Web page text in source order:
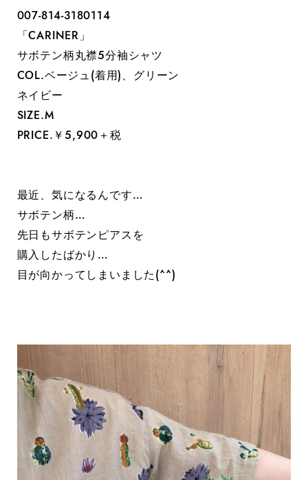
007-814-3180114
「CARINER」
サボテン柄丸襟5分袖シャツ
COL.ベージュ(着用)、グリーン
ネイビー
SIZE.M
PRICE.￥5,900＋税
最近、気になるんです…
サボテン柄…
先日もサボテンピアスを
購入したばかり…
目が向かってしまいました(^^)